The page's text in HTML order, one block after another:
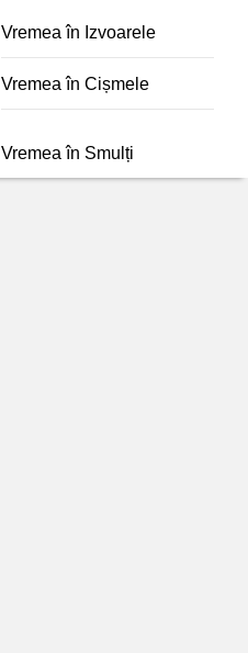
Vremea în Izvoarele
Vremea în Cișmele
Vremea în Smulți